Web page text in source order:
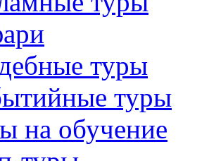
туры
туры
на обучение